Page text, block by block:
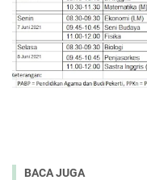
BACA JUGA